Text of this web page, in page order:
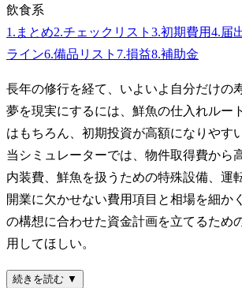
飲食系
1 . まとめ2.チェックリスト 3.初期費用4.届
ライン6.備品リスト 7.損益8.補助金
長年の修行を経て、いよいよ自分だけの
夢を現実にするには、鮮魚の仕入れルー
はもちろん、初期投資が高額になりやす
当シミュレーターでは、物件取得費から
内装費、鮮魚を扱うための特殊設備、運
開業に欠かせない費用項目と相場を細か
の構想に合わせた資金計画を立てるため
用してほしい。
続きを読む ▼